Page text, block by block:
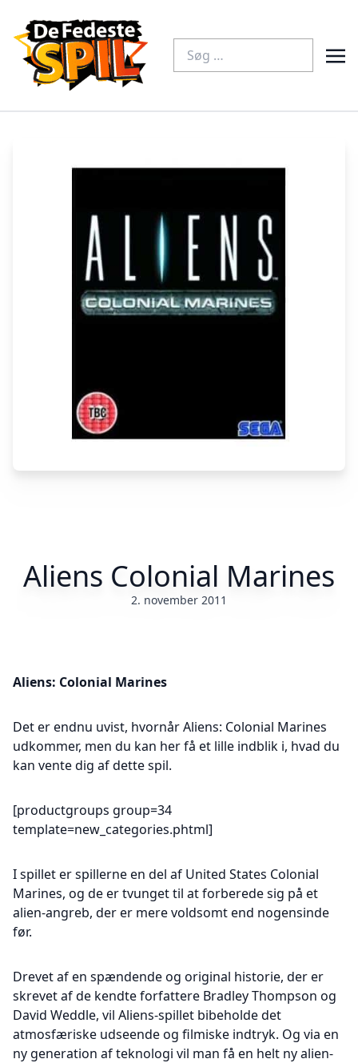
Søg
Aliens Colonial Marines
2. november 2011
Aliens: Colonial Marines
Det er endnu uvist, hvornår Aliens: Colonial Marines
udkommer, men du kan her få et lille indblik i, hvad du
kan vente dig af dette spil.
[productgroups group=34
template=new_categories.phtml]
I spillet er spillerne en del af United States Colonial
Marines, og de er tvunget til at forberede sig på et
alien-angreb, der er mere voldsomt end nogensinde
før.
Drevet af en spændende og original historie, der er
skrevet af de kendte forfattere Bradley Thompson og
David Weddle, vil Aliens-spillet bibeholde det
atmosfæriske udseende og filmiske indtryk. Og via en
ny generation af teknologi vil man få en helt ny alien-